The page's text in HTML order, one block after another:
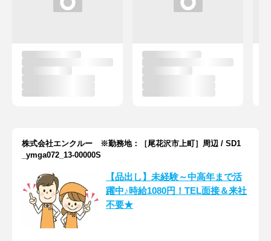
株式会社エンクルー ※勤務地：［尾花沢市上町］周辺 / SD1
_ymga072_13-00000S
【品出し】未経験～中高年まで活
躍中♪時給1080円！TEL面接＆来社
不要★